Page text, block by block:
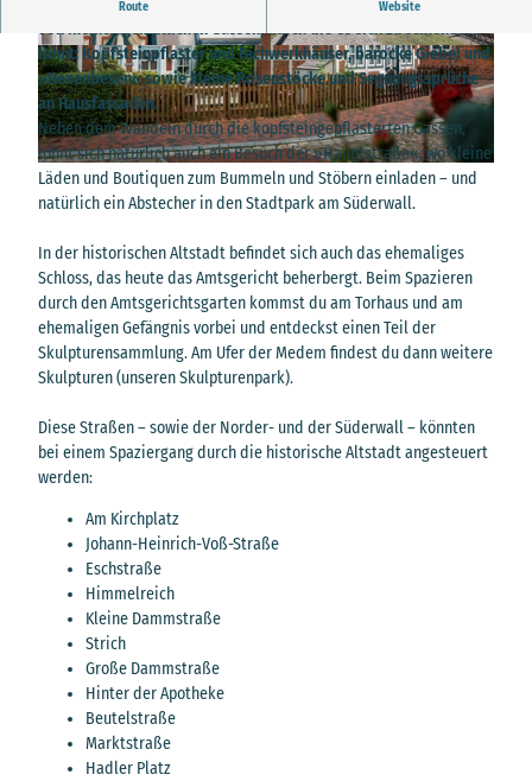
© Christoph Partsch | Stadt Otterndorf | CC-BY-SA
© Bernd Otten Photographie |CC-BY-SA © Otterndorf Marketing GmbH |CC-BY
Route Website
Die historische Altstadt im Nordseebad Otterndorf ist geprägt
von kleinen gemütlichen Gassen, durch die es sich zu schlendern
lohnt: Kopfsteinpflaster und Fachwerkhäuser, barocke Giebel und
»Hexenbesen« sowie kleine Rosenstöcke und Segnungssprüche
an Hausfassaden.
Neben dem Wandeln durch die kopfsteingepflasterten Gassen,
lohnt sich natürlich auch ein Besuch der »Hauptstraße«, wo kleine
Läden und Boutiquen zum Bummeln und Stöbern einladen – und
natürlich ein Abstecher in den Stadtpark am Süderwall.
In der historischen Altstadt befindet sich auch das ehemaliges
Schloss, das heute das Amtsgericht beherbergt. Beim Spazieren
durch den Amtsgerichtsgarten kommst du am Torhaus und am
ehemaligen Gefängnis vorbei und entdeckst einen Teil der
Skulpturensammlung. Am Ufer der Medem findest du dann weitere
Skulpturen (unseren Skulpturenpark).
Diese Straßen – sowie der Norder- und der Süderwall – könnten
bei einem Spaziergang durch die historische Altstadt angesteuert
werden:
Am Kirchplatz
Johann-Heinrich-Voß-Straße
Eschstraße
Himmelreich
Kleine Dammstraße
Strich
Große Dammstraße
Hinter der Apotheke
Beutelstraße
Marktstraße
Hadler Platz